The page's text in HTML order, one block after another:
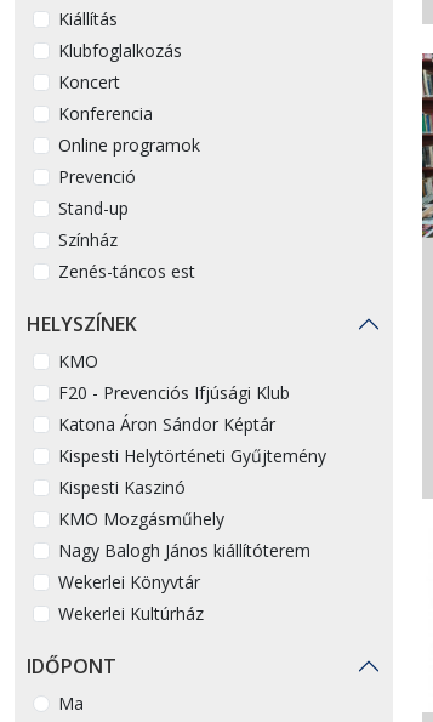
Kiállítás
Klubfoglalkozás
Koncert
Konferencia
Online programok
Prevenció
Stand-up
Színház
Zenés-táncos est
HELYSZÍNEK
KMO
F20 - Prevenciós Ifjúsági Klub
Katona Áron Sándor Képtár
Kispesti Helytörténeti Gyűjtemény
Kispesti Kaszinó
KMO Mozgásműhely
Nagy Balogh János kiállítóterem
Wekerlei Könyvtár
Wekerlei Kultúrház
IDŐPONT
Ma